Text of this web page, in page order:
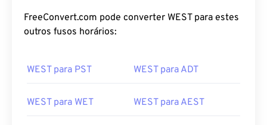
FreeConvert.com pode converter WEST para estes
outros fusos horários:
WEST para PST WEST para ADT
WEST para WET WEST para AEST